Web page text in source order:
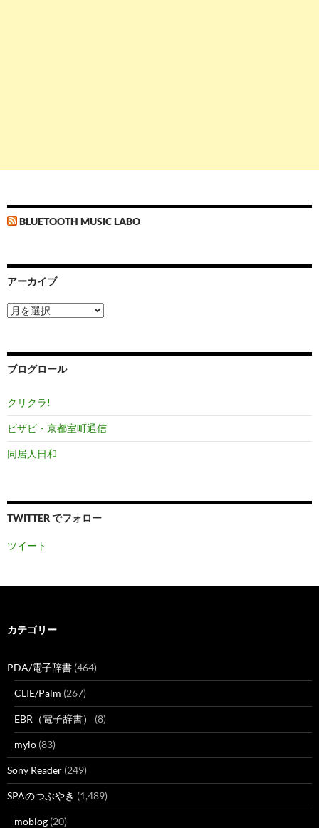
BLUETOOTH MUSIC LABO
アーカイブ
ア
ー
ブ
ブログロール
クリクラ!
ビザビ・京都室町通信
同居人日和
TWITTER でフォロー
ツイート
カテゴリー
PDA/電子辞書 (464)
CLIE/Palm (267)
EBR（電子辞書） (8)
mylo (83)
Sony Reader (249)
SPAのつぶやき (1,489)
moblog (20)